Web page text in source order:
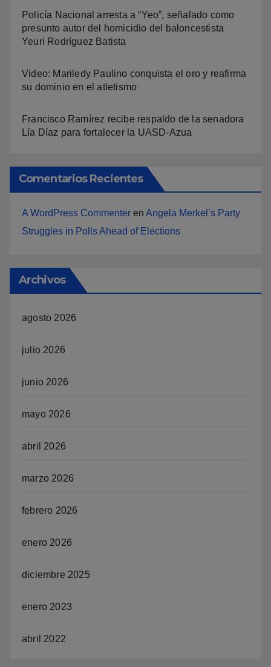
Policía Nacional arresta a “Yeo”, señalado como
presunto autor del homicidio del baloncestista
Yeuri Rodríguez Batista
Video: Mariledy Paulino conquista el oro y reafirma
su dominio en el atletismo
Francisco Ramírez recibe respaldo de la senadora
Lía Díaz para fortalecer la UASD-Azua
Comentarios Recientes
A WordPress Commenter en Angela Merkel’s Party
Struggles in Polls Ahead of Elections
Archivos
agosto 2026
julio 2026
junio 2026
mayo 2026
abril 2026
marzo 2026
febrero 2026
enero 2026
diciembre 2025
enero 2023
abril 2022